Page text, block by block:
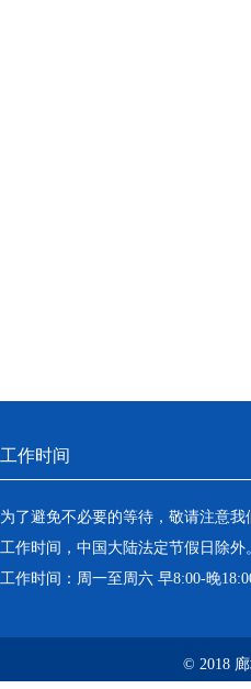
工作时间
为了避免不必要的等待，敬请注意
工作时间，中国大陆法定节假日除外
工作时间：周一至周六 早8:00-晚
© 2018